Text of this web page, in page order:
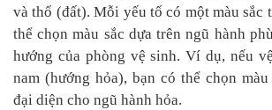
và thổ (đất). Mỗi yếu tố có một màu sắc
thể chọn màu sắc dựa trên ngũ hành
hướng của phòng vệ sinh. Ví dụ, nếu
nam (hướng hỏa), bạn có thể chọn
đại diện cho ngũ hành hỏa.